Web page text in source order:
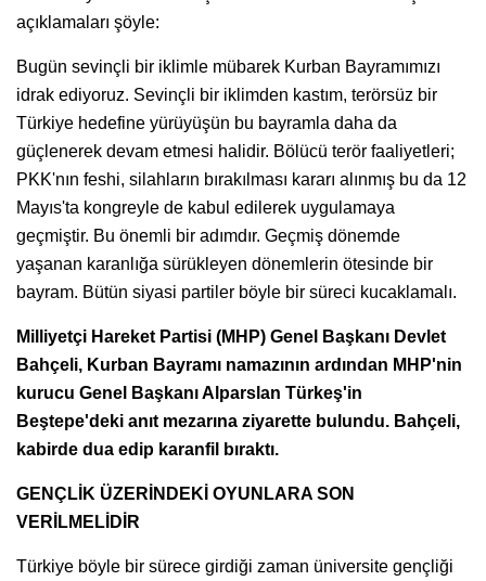
açıklamaları şöyle:
Bugün sevinçli bir iklimle mübarek Kurban Bayramımızı
idrak ediyoruz. Sevinçli bir iklimden kastım, terörsüz bir
Türkiye hedefine yürüyüşün bu bayramla daha da
güçlenerek devam etmesi halidir. Bölücü terör faaliyetleri;
PKK'nın feshi, silahların bırakılması kararı alınmış bu da 12
Mayıs'ta kongreyle de kabul edilerek uygulamaya
geçmiştir. Bu önemli bir adımdır. Geçmiş dönemde
yaşanan karanlığa sürükleyen dönemlerin ötesinde bir
bayram. Bütün siyasi partiler böyle bir süreci kucaklamalı.
Milliyetçi Hareket Partisi (MHP) Genel Başkanı Devlet
Bahçeli, Kurban Bayramı namazının ardından MHP'nin
kurucu Genel Başkanı Alparslan Türkeş'in
Beştepe'deki anıt mezarına ziyarette bulundu. Bahçeli,
kabirde dua edip karanfil bıraktı.
GENÇLİK ÜZERİNDEKİ OYUNLARA SON
VERİLMELİDİR
Türkiye böyle bir sürece girdiği zaman üniversite gençliği